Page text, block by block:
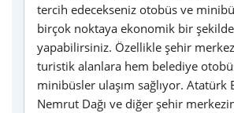
tercih edecekseniz otobüs ve
birçok noktaya ekonomik bir
yapabilirsiniz. Özellikle şehir
turistik alanlara hem belediye
minibüsler ulaşım sağlıyor. Atatürk
Nemrut Dağı ve diğer şehir